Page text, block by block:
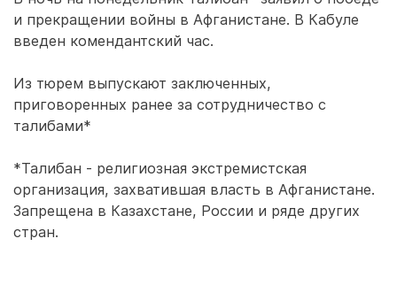
и прекращении войны в Афганистане. В Кабуле
введен комендантский час.
Из тюрем выпускают заключенных,
приговоренных ранее за сотрудничество с
талибами*
*Талибан - религиозная экстремистская
организация, захватившая власть в Афганистане.
Запрещена в Казахстане, России и ряде других
стран.